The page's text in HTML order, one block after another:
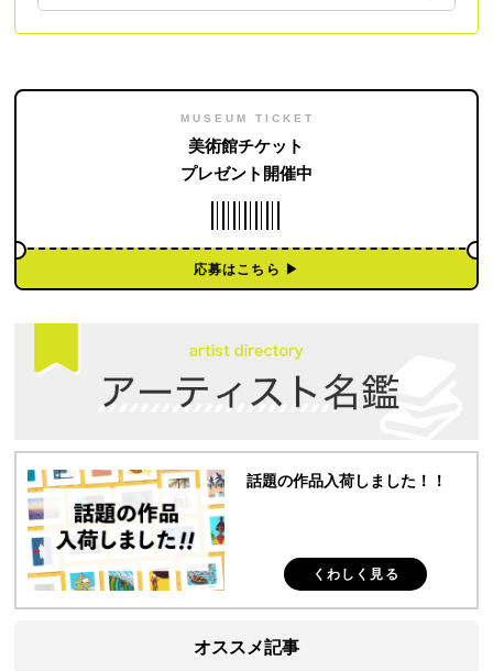
MUSEUM TICKET
美術館チケット
プレゼント開催中
応募はこちら ▶︎
話題の作品入荷しました！！
くわしく見る
オススメ記事